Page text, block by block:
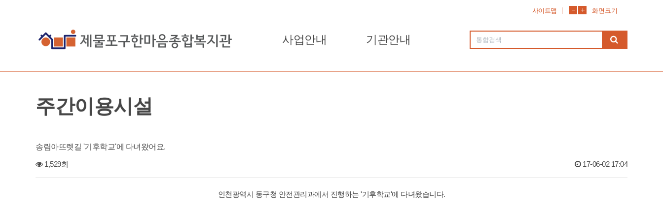
사이트맵 화면크기
사업안내 기관안내
주간이용시설
송림아뜨렛길 '기후학교'에 다녀왔어요.
1,529회 17-06-02 17:04
인천광역시 동구청 안전관리과에서 진행하는 '기후학교'에 다녀왔습니다.